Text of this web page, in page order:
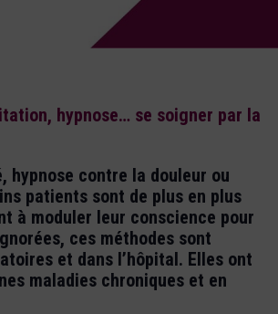
hypnose… se soigner par la
hypnose contre la douleur ou
patients sont de plus en plus
à moduler leur conscience pour
ces méthodes sont
et dans l’hôpital. Elles ont
maladies chroniques et en